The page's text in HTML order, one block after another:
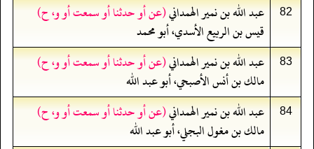
82 عبد الله بن نمير الهمداني(عن أو حدثنا أو سمعت أو و، ح)
قيس بن الربيع الأسدي، أبو محمد
83 عبد الله بن نمير الهمداني(عن أو حدثنا أو سمعت أو و، ح)
مالك بن أنس الأصبحي، أبو عبد الله
84 عبد الله بن نمير الهمداني(عن أو حدثنا أو سمعت أو و، ح)
مالك بن مغول البجلي، أبو عبد الله